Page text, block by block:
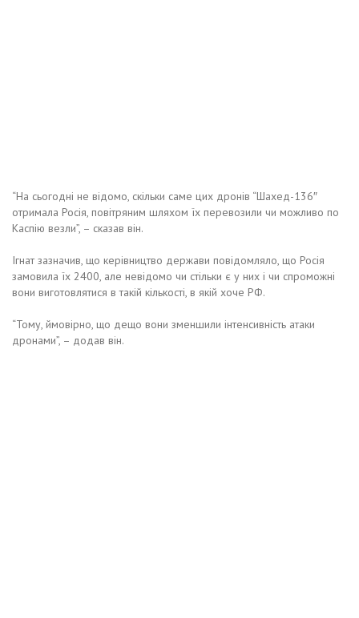
“На сьогодні не відомо, скільки саме цих дронів “Шахед-136″
отримала Росія, повітряним шляхом їх перевозили чи можливо по
Каспію везли”, – сказав він.
Ігнат зазначив, що керівництво держави повідомляло, що Росія
замовила їх 2400, але невідомо чи стільки є у них і чи спроможні
вони виготовлятися в такій кількості, в якій хоче РФ.
“Тому, ймовірно, що дещо вони зменшили інтенсивність атаки
дронами”, – додав він.